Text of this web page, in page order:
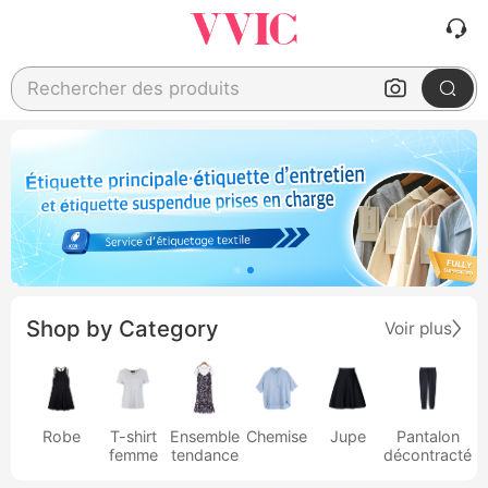
Rechercher des produits
Shop by Category Voir plus
Robe
T-shirt
femme
Ensemble
tendance
Chemise Jupe
Pantalon
décontracté